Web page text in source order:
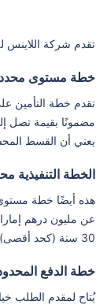
تقدم شركة اللاينس
خطة مستوى
تقدم خطة التأمين
يعني أن القسط
الخطة التنفيذية
هذه أيضًا خطة مستوى
30 سنة (كحد أقصى).
خطة الدفع